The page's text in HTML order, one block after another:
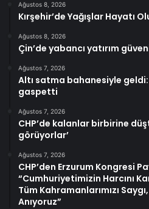
Ağustos 8, 2026
Kırşehir’de Yağışlar Hayatı
Ağustos 8, 2026
Çin’de yabancı yatırım
Ağustos 7, 2026
Altı satma bahanesiyle
gaspetti
Ağustos 7, 2026
CHP’de kalanlar birbirine
görüyorlar’
Ağustos 7, 2026
CHP’den Erzurum Kongresi
“Cumhuriyetimizin Harcını
Tüm Kahramanlarımızı
Anıyoruz”